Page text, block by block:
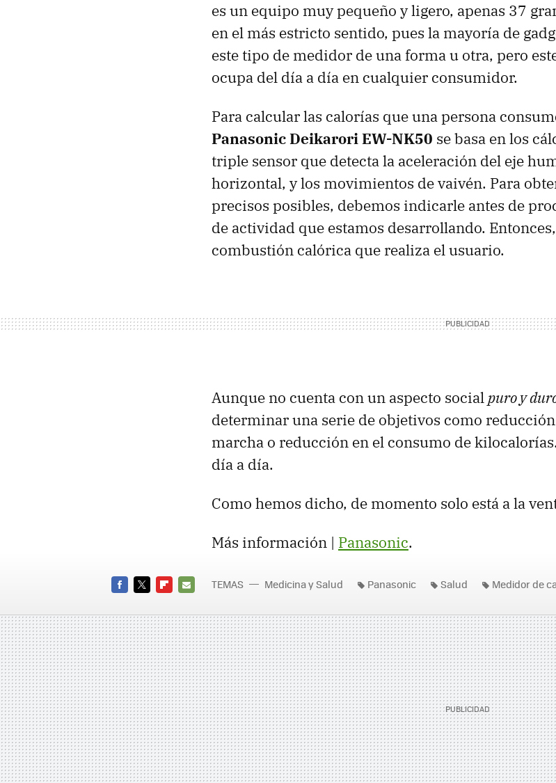
es un equipo muy pequeño y ligero, apenas 37
en el más estricto sentido, pues la mayoría de
este tipo de medidor de una forma u otra, pero
ocupa del día a día en cualquier consumidor.
Para calcular las calorías que una persona
Panasonic Deikarori EW-NK50 se basa en los
triple sensor que detecta la aceleración del eje
horizontal, y los movimientos de vaivén. Para
precisos posibles, debemos indicarle antes de
de actividad que estamos desarrollando.
combustión calórica que realiza el usuario.
Aunque no cuenta con un aspecto socialpuro y
determinar una serie de objetivos como
marcha o reducción en el consumo de
día a día.
Como hemos dicho, de momento solo está a la
Más información | Panasonic.
MAIL
TEMAS Medicina y Salud Panasonic Salud Medidor de